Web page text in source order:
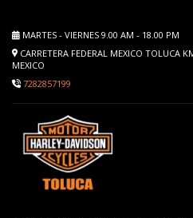
MARTES - VIERNES 9.00 AM - 18.00 PM
CARRETERA FEDERAL MEXICO TOLUCA
MEXICO
7282857199